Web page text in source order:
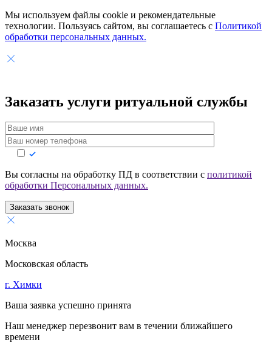
Мы используем файлы cookie и рекомендательные
технологии. Пользуясь сайтом, вы соглашаетесь с Политикой
обработки персональных данных.
Заказать услуги ритуальной службы
Вы согласны на обработку ПД в соответствии с политикой
обработки Персональных данных.
Заказать звонок
Москва
Московская область
г. Химки
Ваша заявка успешно принята
Наш менеджер перезвонит вам в течении ближайшего
времени